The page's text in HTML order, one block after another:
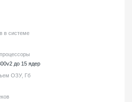
в системе
до 15 ядер
ОЗУ, Гб